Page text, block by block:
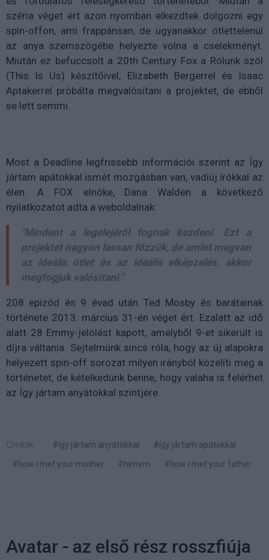
széria véget ért azon nyomban elkezdtek dolgozni egy
spin-offon, ami frappánsan, de ugyanakkor ötlettelenül
az anya szemszögébe helyezte volna a cselekményt.
Miután ez befuccsolt a 20th Century Fox a Rólunk szól
(This Is Us) készítőivel, Elizabeth Bergerrel és Isaac
Aptakerrel próbálta megvalósítani a projektet, de ebből
se lett semmi.
Most a Deadline legfrissebb információi szerint az Így
jártam apátokkal ismét mozgásban van, vadiúj írókkal az
élen. A FOX elnöke, Dana Walden a következő
nyilatkozatot adta a weboldalnak:
"Mindent a legelejéről fognak kezdeni. Ezt a
projektet nagyon lassan főzzük, de amint megvan
az ideális ötlet és az ideális elképzelés, akkor
megfogjuk valósítani."
208 epizód és 9 évad után Ted Mosby és barátainak
története 2013. március 31-én véget ért. Ezalatt az idő
alatt 28 Emmy-jelölést kapott, amelyből 9-et sikerült is
díjra váltania. Sejtelmünk sincs róla, hogy az új alapokra
helyezett spin-off sorozat milyen irányból közelíti meg a
történetet, de kételkedünk benne, hogy valaha is felérhet
az Így jártam anyátokkal szintjére.
Címkék: #így jártam anyátokkal
#így jártam apátokkal
#how i met your mother
#himym #how i met your father
Avatar - az első rész rosszfiúja